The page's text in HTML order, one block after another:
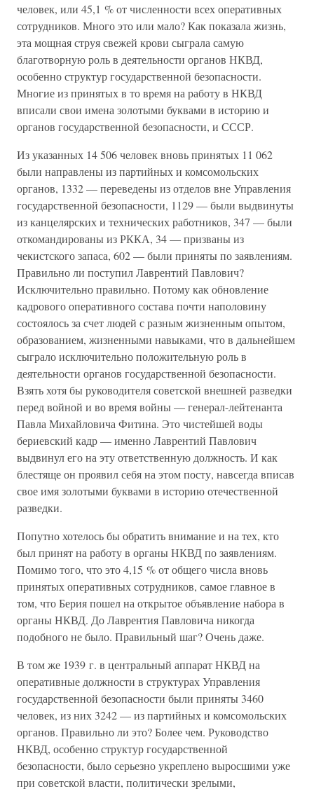
человек, или 45,1 % от численности всех оперативных
сотрудников. Много это или мало? Как показала жизнь,
эта мощная струя свежей крови сыграла самую
благотворную роль в деятельности органов НКВД,
особенно структур государственной безопасности.
Многие из принятых в то время на работу в НКВД
вписали свои имена золотыми буквами в историю и
органов государственной безопасности, и СССР.
Из указанных 14 506 человек вновь принятых 11 062
были направлены из партийных и комсомольских
органов, 1332 — переведены из отделов вне Управления
государственной безопасности, 1129 — были выдвинуты
из канцелярских и технических работников, 347 — были
откомандированы из РККА, 34 — призваны из
чекистского запаса, 602 — были приняты по заявлениям.
Правильно ли поступил Лаврентий Павлович?
Исключительно правильно. Потому как обновление
кадрового оперативного состава почти наполовину
состоялось за счет людей с разным жизненным опытом,
образованием, жизненными навыками, что в дальнейшем
сыграло исключительно положительную роль в
деятельности органов государственной безопасности.
Взять хотя бы руководителя советской внешней разведки
перед войной и во время войны — генерал-лейтенанта
Павла Михайловича Фитина. Это чистейшей воды
бериевский кадр — именно Лаврентий Павлович
выдвинул его на эту ответственную должность. И как
блестяще он проявил себя на этом посту, навсегда вписав
свое имя золотыми буквами в историю отечественной
разведки.
Попутно хотелось бы обратить внимание и на тех, кто
был принят на работу в органы НКВД по заявлениям.
Помимо того, что это 4,15 % от общего числа вновь
принятых оперативных сотрудников, самое главное в
том, что Берия пошел на открытое объявление набора в
органы НКВД. До Лаврентия Павловича никогда
подобного не было. Правильный шаг? Очень даже.
В том же 1939 г. в центральный аппарат НКВД на
оперативные должности в структурах Управления
государственной безопасности были приняты 3460
человек, из них 3242 — из партийных и комсомольских
органов. Правильно ли это? Более чем. Руководство
НКВД, особенно структур государственной
безопасности, было серьезно укреплено выросшими уже
при советской власти, политически зрелыми,